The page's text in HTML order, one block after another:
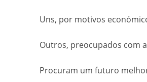
Uns, por motivos
Outros, preocupados com
Procuram um futuro